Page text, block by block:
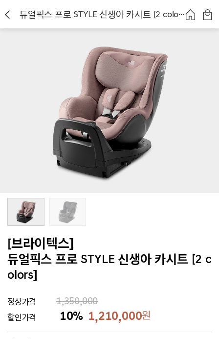
듀얼픽스 프로 STYLE 신생아 카시트 [2 colors]
[브라이텍스]
듀얼픽스 프로 STYLE 신생아 카시트 [2 c
olors]
정상가격 1,350,000
할인가격 10% 1,210,000원